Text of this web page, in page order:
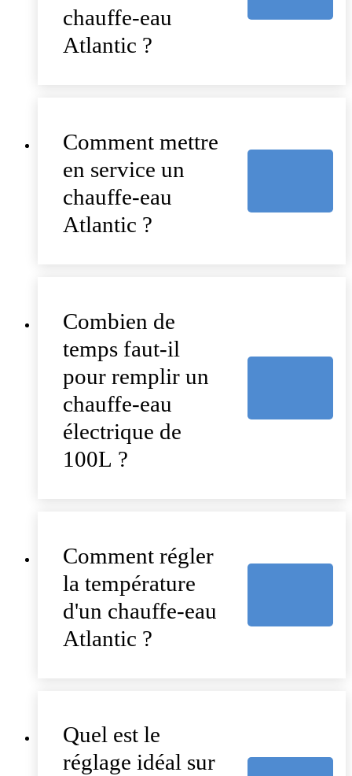
chauffe-eau
Atlantic ?
Comment mettre
en service un
chauffe-eau
Atlantic ?
Combien de
temps faut-il
pour remplir un
chauffe-eau
électrique de
100L ?
Comment régler
la température
d'un chauffe-eau
Atlantic ?
Quel est le
réglage idéal sur